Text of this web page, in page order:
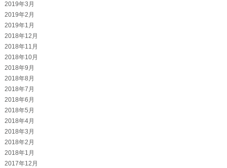
2019年3月
2019年2月
2019年1月
2018年12月
2018年11月
2018年10月
2018年9月
2018年8月
2018年7月
2018年6月
2018年5月
2018年4月
2018年3月
2018年2月
2018年1月
2017年12月